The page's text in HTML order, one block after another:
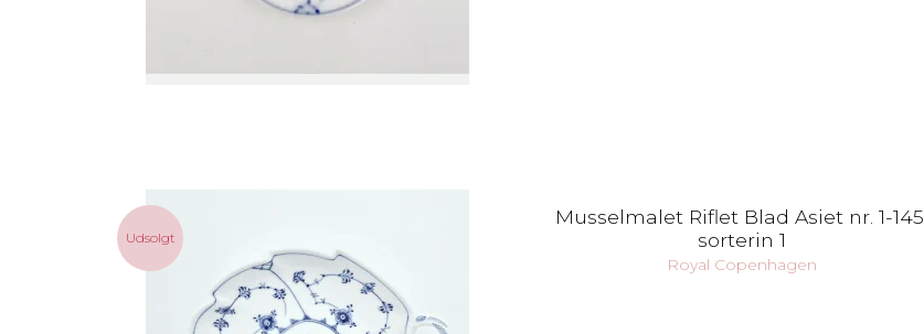
Udsolgt
Musselmalet Riflet Blad Asiet nr. 1-145.
sorterin 1
Royal Copenhagen